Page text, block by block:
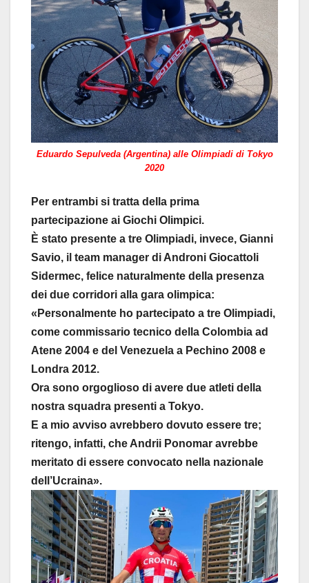
Eduardo Sepulveda (Argentina) alle Olimpiadi di Tokyo
2020
Per entrambi si tratta della prima
partecipazione ai Giochi Olimpici.
È stato presente a tre Olimpiadi, invece, Gianni
Savio, il team manager di Androni Giocattoli
Sidermec, felice naturalmente della presenza
dei due corridori alla gara olimpica:
«Personalmente ho partecipato a tre Olimpiadi,
come commissario tecnico della Colombia ad
Atene 2004 e del Venezuela a Pechino 2008 e
Londra 2012.
Ora sono orgoglioso di avere due atleti della
nostra squadra presenti a Tokyo.
E a mio avviso avrebbero dovuto essere tre;
ritengo, infatti, che Andrii Ponomar avrebbe
meritato di essere convocato nella nazionale
dell’Ucraina».